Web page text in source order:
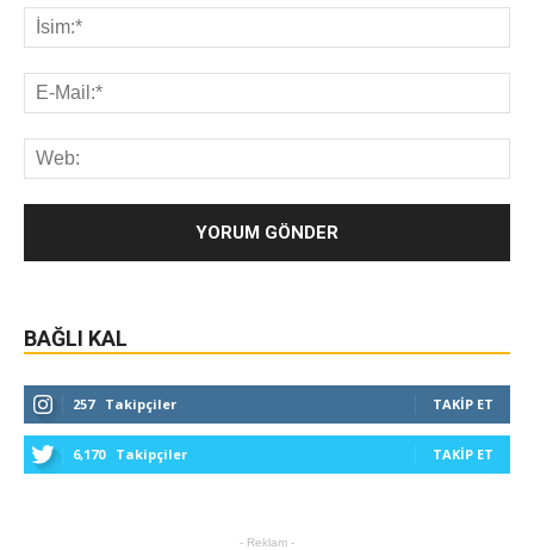
BAĞLI KAL
257 Takipçiler TAKIP ET
6,170 Takipçiler TAKIP ET
- Reklam -